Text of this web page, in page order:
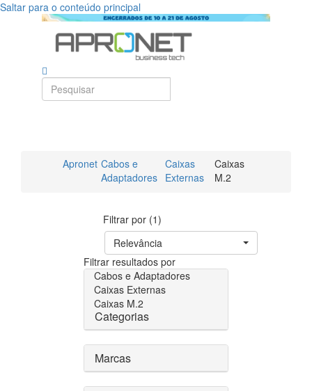
Saltar para o conteúdo principal
Apronet Cabos e
Adaptadores
Caixas
Externas
Caixas
M.2
Filtrar por (1)
Relevância
Filtrar resultados por
Cabos e Adaptadores
Caixas Externas
Caixas M.2
Categorias
Marcas